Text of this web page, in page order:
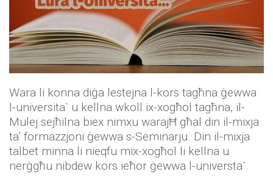
Wara li konna diġa lestejna l-kors tagħna ġewwa
l-universita` u kellna wkoll ix-xogħol tagħna, il-
Mulej sejħilna biex nimxu warajĦ għal din il-mixja
ta’ formazzjoni ġewwa s-Seminarju. Din il-mixja
talbet minna li nieqfu mix-xogħol li kellna u
nerġgħu nibdew kors ieħor ġewwa l-universta`.